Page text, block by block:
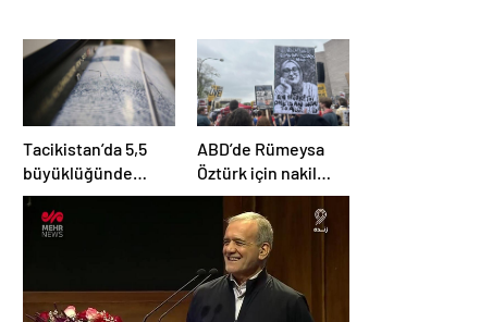
Tacikistan’da 5,5
büyüklüğünde
deprem meydana
geldi
ABD’de Rümeysa
Öztürk için nakil
kararı